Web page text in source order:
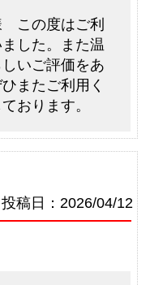
マ
72,000円
2026/06/06
マ
63,000円
この度はご利
した。また温
いご評価をあ
またご利用く
おります。
投稿日： 2026/04/12